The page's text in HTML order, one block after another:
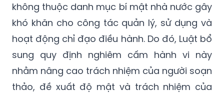
không thuộc danh mục bí mật nhà nước gây
khó khăn cho công tác quản lý, sử dụng và
hoạt động chỉ đạo điều hành. Do đó, Luật bổ
sung quy định nghiêm cấm hành vi này
nhằm nâng cao trách nhiệm của người soạn
thảo, đề xuất độ mật và trách nhiệm của